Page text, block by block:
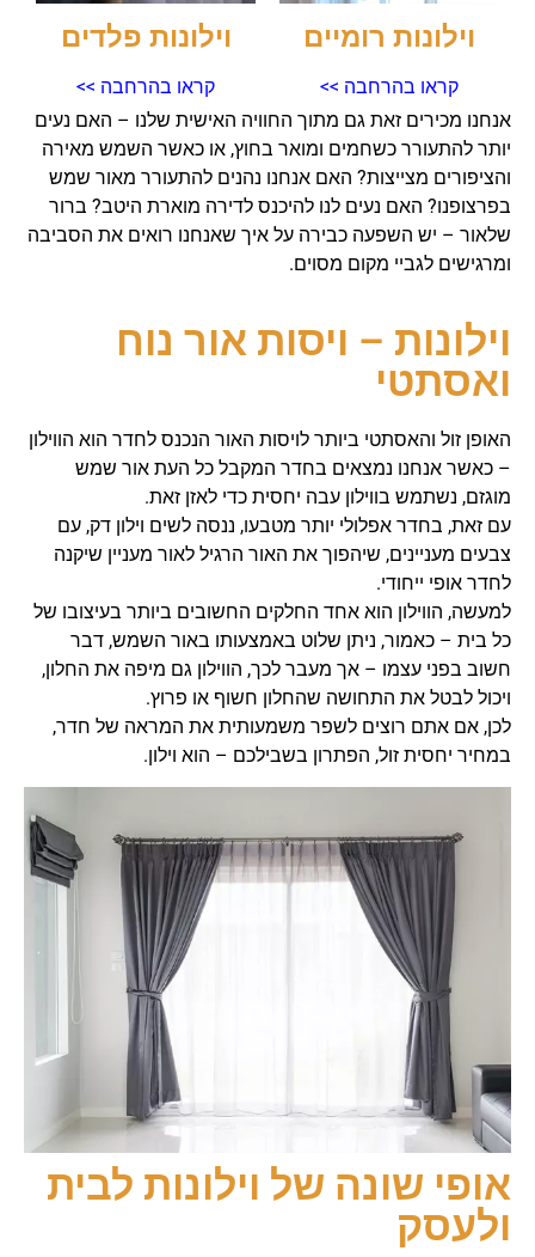
וילונות רומיים
קראו בהרחבה >>
וילונות פלדים
קראו בהרחבה >>
אנחנו מכירים זאת גם מתוך החוויה האישית שלנו – האם נעים
יותר להתעורר כשחמים ומואר בחוץ, או כאשר השמש מאירה
והציפורים מצייצות? האם אנחנו נהנים להתעורר מאור שמש
בפרצופנו? האם נעים לנו להיכנס לדירה מוארת היטב? ברור
שלאור – יש השפעה כבירה על איך שאנחנו רואים את הסביבה
ומרגישים לגביי מקום מסוים.
וילונות – ויסות אור נוח
ואסתטי
האופן זול והאסתטי ביותר לויסות האור הנכנס לחדר הוא הווילון
– כאשר אנחנו נמצאים בחדר המקבל כל העת אור שמש
מוגזם, נשתמש בווילון עבה יחסית כדי לאזן זאת.
עם זאת, בחדר אפלולי יותר מטבעו, ננסה לשים וילון דק, עם
צבעים מעניינים, שיהפוך את האור הרגיל לאור מעניין שיקנה
לחדר אופי ייחודי.
למעשה, הווילון הוא אחד החלקים החשובים ביותר בעיצובו של
כל בית – כאמור, ניתן שלוט באמצעותו באור השמש, דבר
חשוב בפני עצמו – אך מעבר לכך, הווילון גם מיפה את החלון,
ויכול לבטל את התחושה שהחלון חשוף או פרוץ.
לכן, אם אתם רוצים לשפר משמעותית את המראה של חדר,
במחיר יחסית זול, הפתרון בשבילכם – הוא וילון.
אופי שונה של וילונות לבית
ולעסק